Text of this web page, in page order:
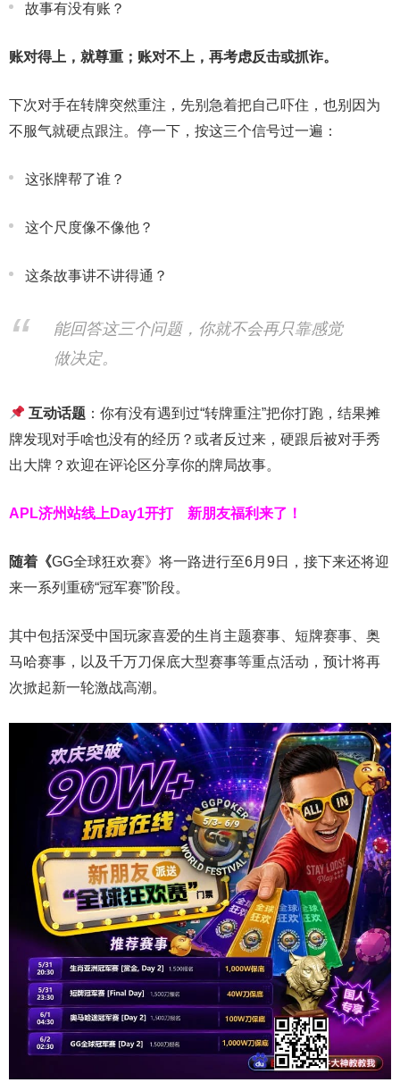
故事有没有账？
账对得上，就尊重；账对不上，再考虑反击或抓诈。
下次对手在转牌突然重注，先别急着把自己吓住，也别因为
不服气就硬点跟注。停一下，按这三个信号过一遍：
这张牌帮了谁？
这个尺度像不像他？
这条故事讲不讲得通？
能回答这三个问题，你就不会再只靠感觉
做决定。
互动话题：你有没有遇到过“转牌重注”把你打跑，结果摊
牌发现对手啥也没有的经历？或者反过来，硬跟后被对手秀
出大牌？欢迎在评论区分享你的牌局故事。
APL济州站线上Day1开打 新朋友福利来了！
随着《GG全球狂欢赛》将一路进行至6月9日，接下来还将迎
来一系列重磅“冠军赛”阶段。
其中包括深受中国玩家喜爱的生肖主题赛事、短牌赛事、奥
马哈赛事，以及千万刀保底大型赛事等重点活动，预计将再
次掀起新一轮激战高潮。